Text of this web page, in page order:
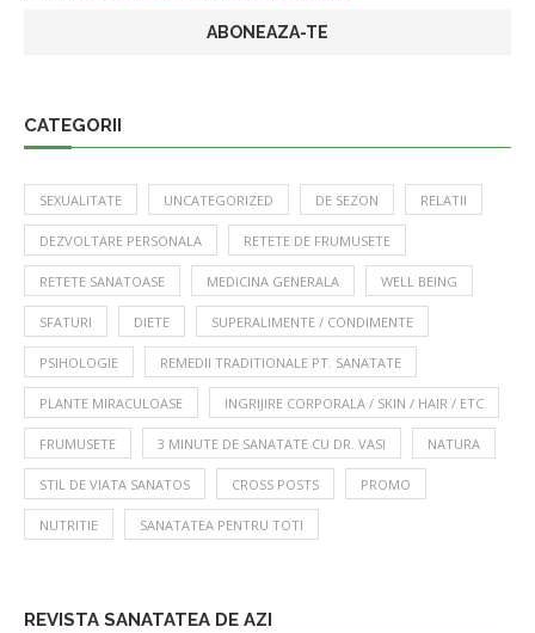
CATEGORII
SEXUALITATE UNCATEGORIZED DE SEZON RELATII
DEZVOLTARE PERSONALA RETETE DE FRUMUSETE
RETETE SANATOASE MEDICINA GENERALA WELL BEING
SFATURI DIETE SUPERALIMENTE / CONDIMENTE
PSIHOLOGIE REMEDII TRADITIONALE PT. SANATATE
PLANTE MIRACULOASE INGRIJIRE CORPORALA / SKIN / HAIR / ETC
FRUMUSETE 3 MINUTE DE SANATATE CU DR. VASI NATURA
STIL DE VIATA SANATOS CROSS POSTS PROMO
NUTRITIE SANATATEA PENTRU TOTI
REVISTA SANATATEA DE AZI